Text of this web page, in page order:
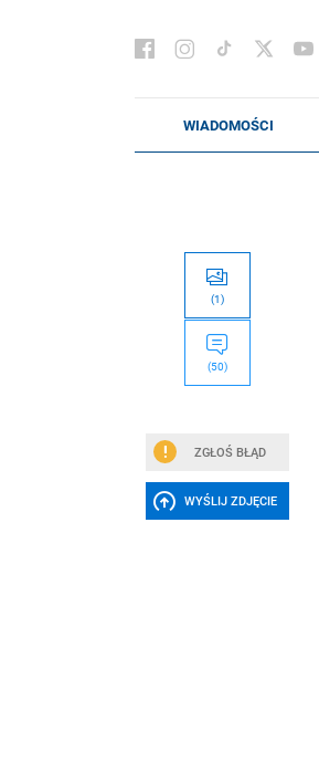
(1)
(50)
ZGŁOŚ BŁĄD
WYŚLIJ ZDJĘCIE